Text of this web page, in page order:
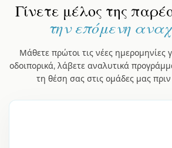
Γίνετε μέλος της
την επόμενη
Μάθετε πρώτοι τις νέες ημερομηνίες
οδοιπορικά, λάβετε αναλυτικά
τη θέση σας στις ομάδες μας